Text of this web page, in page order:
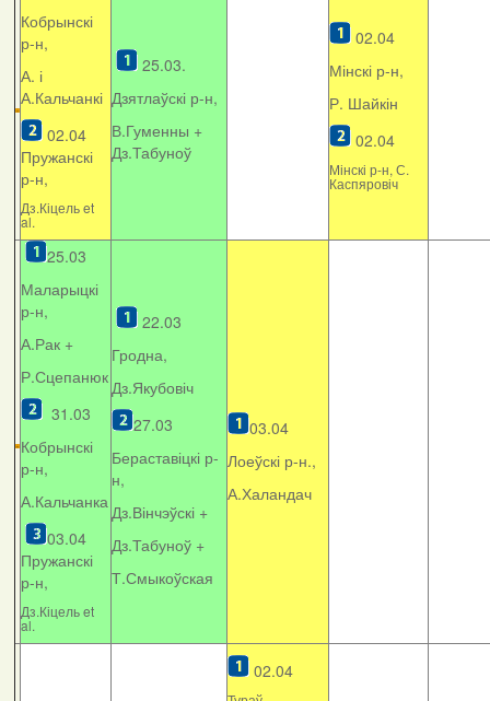
Кобрынскі
р-н,
А. і
А.Кальчанкі
02.04
Пружанскі
р-н,
Дз.Кіцель et
al.
25.03.
Дзятлаўскі р-н,
В.Гуменны +
Дз.Табуноў
02.04
Мінскі р-н,
Р. Шайкін
02.04
Мінскі р-н, С.
Каспяровіч
25.03
Маларыцкі
р-н,
А.Рак +
Р.Сцепанюк
31.03
Кобрынскі
р-н,
А.Кальчанка
03.04
Пружанскі
р-н,
Дз.Кіцель et
al.
22.03
Гродна,
Дз.Якубовіч
27.03
Бераставіцкі р-
н,
Дз.Вінчэўскі +
Дз.Табуноў +
Т.Смыкоўская
03.04
Лоеўскі р-н.,
А.Халандач
02.04